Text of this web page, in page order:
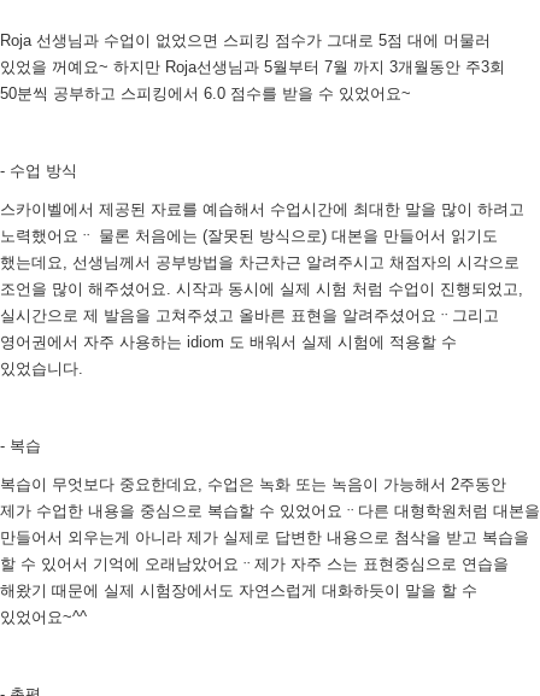
Roja 선생님과 수업이 없었으면 스피킹 점수가 그대로 5점 대에 머물러
있었을 꺼예요~ 하지만 Roja선생님과 5월부터 7월 까지 3개월동안 주3회
50분씩 공부하고 스피킹에서 6.0 점수를 받을 수 있었어요~
- 수업 방식
스카이벨에서 제공된 자료를 예습해서 수업시간에 최대한 말을 많이 하려고
노력했어요ᆢ 물론 처음에는 (잘못된 방식으로) 대본을 만들어서 읽기도
했는데요, 선생님께서 공부방법을 차근차근 알려주시고 채점자의 시각으로
조언을 많이 해주셨어요. 시작과 동시에 실제 시험 처럼 수업이 진행되었고,
실시간으로 제 발음을 고쳐주셨고 올바른 표현을 알려주셨어요ᆢ그리고
영어권에서 자주 사용하는 idiom 도 배워서 실제 시험에 적용할 수
있었습니다.
- 복습
복습이 무엇보다 중요한데요, 수업은 녹화 또는 녹음이 가능해서 2주동안
제가 수업한 내용을 중심으로 복습할 수 있었어요ᆢ다른 대형학원처럼 대본을
만들어서 외우는게 아니라 제가 실제로 답변한 내용으로 첨삭을 받고 복습을
할 수 있어서 기억에 오래남았어요ᆢ제가 자주 스는 표현중심으로 연습을
해왔기 때문에 실제 시험장에서도 자연스럽게 대화하듯이 말을 할 수
있었어요~^^